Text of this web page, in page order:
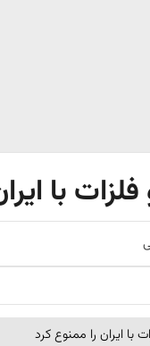
فلزات با
با ایران را ممنوع کرد